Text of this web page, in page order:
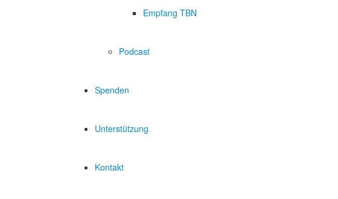
Empfang TBN
Podcast
Spenden
Unterstützung
Kontakt